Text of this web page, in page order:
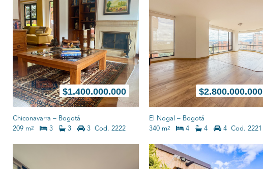
$1.400.000.000
Chiconavarra – Bogotá
209 m2 3 3 3 Cod. 2222
$2.800.000.000
El Nogal – Bogotá
340 m2 4 4 4Cod. 2221